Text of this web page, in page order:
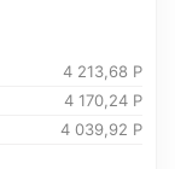
4 213,68 Р
4 170,24 Р
4 039,92 Р